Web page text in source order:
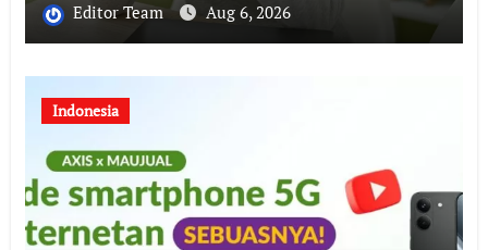
Editor Team Aug 6, 2026
Indonesia